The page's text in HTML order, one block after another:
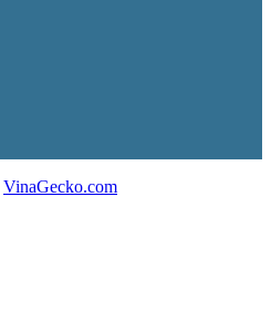
VinaGecko.com